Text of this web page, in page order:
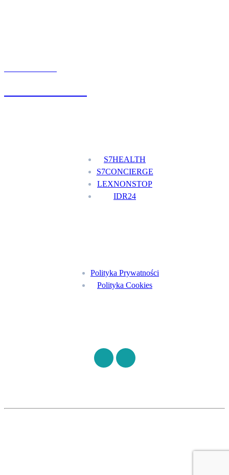
S7HEALTH
S7CONCIERGE
LEXNONSTOP
IDR24
Polityka Prywatności
Polityka Cookies